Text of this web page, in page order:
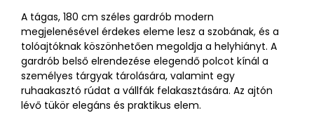
A tágas, 180 cm széles gardrób modern
megjelenésével érdekes eleme lesz a szobának, és a
tolóajtóknak köszönhetően megoldja a helyhiányt. A
gardrób belső elrendezése elegendő polcot kínál a
személyes tárgyak tárolására, valamint egy
ruhaakasztó rúdat a vállfák felakasztására. Az ajtón
lévő tükör elegáns és praktikus elem.